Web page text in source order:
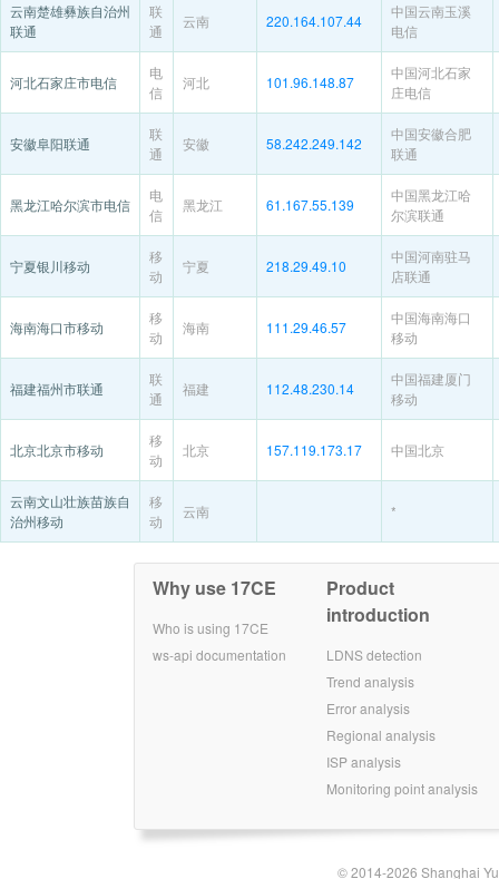
云南楚雄彝族自治州
联通
联
通
云南 220.164.107.44
中国云南玉溪
电信
河北石家庄市电信
电
信
河北 101.96.148.87
中国河北石家
庄电信
安徽阜阳联通
联
通
安徽 58.242.249.142
中国安徽合肥
联通
黑龙江哈尔滨市电信
电
信
黑龙江 61.167.55.139
中国黑龙江哈
尔滨联通
宁夏银川移动
移
动
宁夏 218.29.49.10
中国河南驻马
店联通
海南海口市移动
移
动
海南 111.29.46.57
中国海南海口
移动
福建福州市联通
联
通
福建 112.48.230.14
中国福建厦门
移动
北京北京市移动
移
动
北京 157.119.173.17 中国北京
云南文山壮族苗族自
治州移动
移
动
云南 *
Why use 17CE
Who is using 17CE
ws-api documentation
Product
introduction
LDNS detection
Trend analysis
Error analysis
Regional analysis
ISP analysis
Monitoring point analysis
© 2014-2026 Shanghai